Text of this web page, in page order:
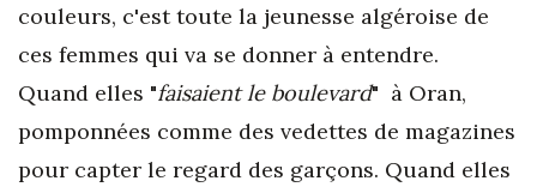
couleurs, c'est toute la jeunesse algéroise de
ces femmes qui va se donner à entendre.
Quand elles "faisaient le boulevard" à Oran,
pomponnées comme des vedettes de magazines
pour capter le regard des garçons. Quand elles